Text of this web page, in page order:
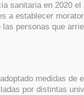
sanitaria en 2020
a establecer
personas que
medidas
por distintas